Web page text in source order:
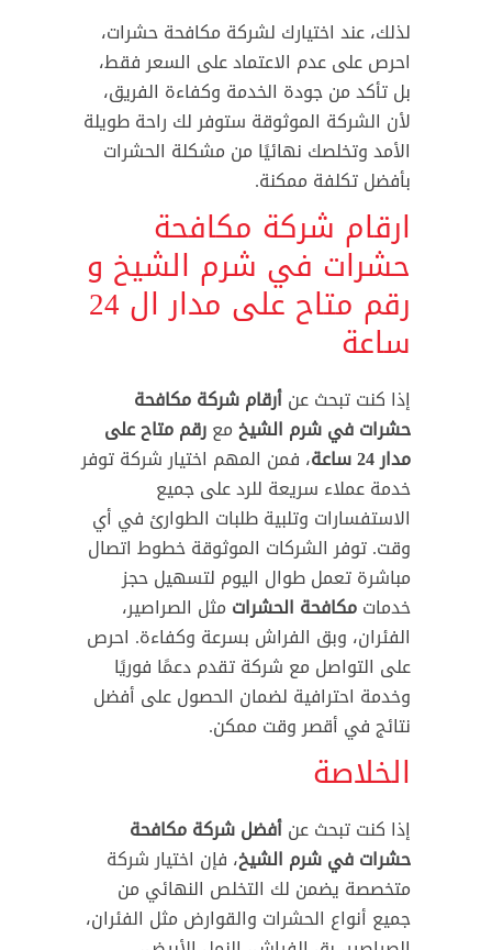
لذلك، عند اختيارك لشركة مكافحة حشرات،
احرص على عدم الاعتماد على السعر فقط،
بل تأكد من جودة الخدمة وكفاءة الفريق،
لأن الشركة الموثوقة ستوفر لك راحة طويلة
الأمد وتخلصك نهائيًا من مشكلة الحشرات
بأفضل تكلفة ممكنة.
ارقام شركة مكافحة
حشرات في شرم الشيخ و
رقم متاح على مدار ال 24
ساعة
إذا كنت تبحث عنأرقام شركة مكافحة
حشرات في شرم الشيخمعرقم متاح على
مدار 24 ساعة
، فمن المهم اختيار شركة توفر
خدمة عملاء سريعة للرد على جميع
الاستفسارات وتلبية طلبات الطوارئ في أي
وقت. توفر الشركات الموثوقة خطوط اتصال
مباشرة تعمل طوال اليوم لتسهيل حجز
خدماتمكافحة الحشرات مثل الصراصير،
الفئران، وبق الفراش بسرعة وكفاءة. احرص
على التواصل مع شركة تقدم دعمًا فوريًا
وخدمة احترافية لضمان الحصول على أفضل
نتائج في أقصر وقت ممكن.
الخلاصة
إذا كنت تبحث عنأفضل شركة مكافحة
حشرات في شرم الشيخ، فإن اختيار شركة
متخصصة يضمن لك التخلص النهائي من
جميع أنواع الحشرات والقوارض مثل الفئران،